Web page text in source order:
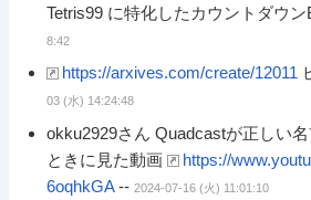
Tetris99 に特化したカウントダウ
8:42
https://arxives.com/create/12011
03 (水) 14:24:48
okku2929さん Quadcastが正しい
ときに見た動画
https://
6oqhkGA-- 2024-07-16 (火) 11:01:10